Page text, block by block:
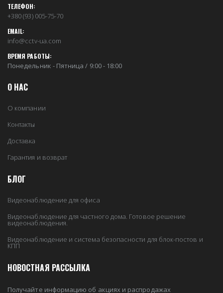
ТЕЛЕФОН:
+380 (93) 005-75-70
EMAIL:
info@cctv-ua.com
ВРЕМЯ РАБОТЫ:
Понедельник - Пятница / 9:00 - 18:00
О НАС
О компании
Контакты
Доставка
Гарантия и возврат
БЛОГ
Видеонаблюдение для офиса
Видеонаблюдение для частного дома. Готовое решение
видеонаблюдения.
Видеонаблюдение и система безопасности для блок-постов и
КПП
НОВОСТНАЯ РАССЫЛКА
Получайте информацию об акциях и распродажах